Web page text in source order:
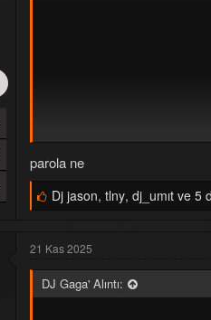
parola ne
B
n
e
Dj jason, tlny, dj_umıt ve 5
21 Kas 2025
DJ Gaga' Alıntı: